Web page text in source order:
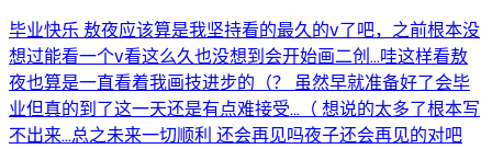
毕业快乐 敖夜应该算是我坚持看的最久的v了吧，之前根本没
想过能看一个v看这么久也没想到会开始画二创…哇这样看敖
夜也算是一直看着我画技进步的（？ 虽然早就准备好了会毕
业但真的到了这一天还是有点难接受…（ 想说的太多了根本写
不出来…总之未来一切顺利 还会再见吗夜子还会再见的对吧